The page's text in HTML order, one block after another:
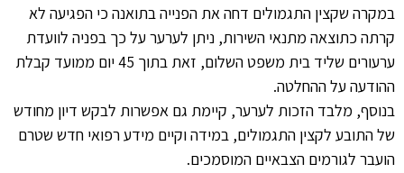
במקרה שקצין התגמולים דחה את הפנייה בתואנה כי הפגיעה לא
קרתה כתוצאה מתנאי השירות, ניתן לערער על כך בפניה לוועדת
ערעורים שליד בית משפט השלום, זאת בתוך 45 יום ממועד קבלת
ההודעה על ההחלטה.
בנוסף, מלבד הזכות לערער, קיימת גם אפשרות לבקש דיון מחודש
של התובע לקצין התגמולים, במידה וקיים מידע רפואי חדש שטרם
הועבר לגורמים הצבאיים המוסמכים.